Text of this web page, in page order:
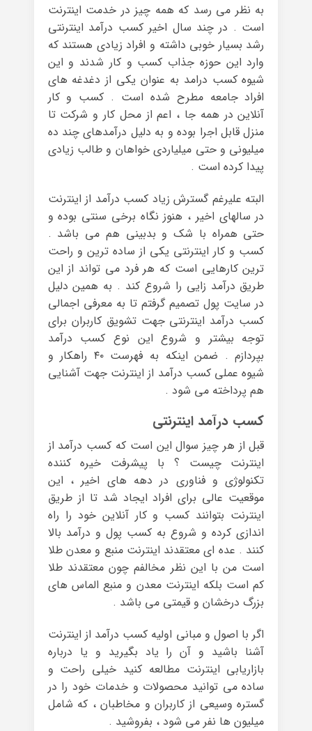
به نظر می رسد که همه چیز در خدمت اینترنت
است . در چند سال اخیر کسب درآمد اینترنتی
رشد بسیار خوبی داشته و افراد زیادی هستند که
وارد این حوزه جذاب کسب و کار شدند و این
شیوه کسب درامد به عنوان یکی از دغدغه های
افراد جامعه مطرح شده است . کسب و کار
آنلاین در همه جا ، اعم از محل کار و شرکت تا
منزل قابل اجرا بوده و به دلیل درآمدهای چند ده
میلیونی و حتی میلیاردی خواهان و طالب زیادی
پیدا کرده است .
البته علیرغم گسترش زیاد کسب درآمد از اینترنت
در سالهای اخیر ، هنوز نگاه برخی سنتی بوده و
حتی همراه با شک و بدبینی هم می باشد .
کسب و کار اینترنتی یکی از ساده ترین و راحت
ترین کارهایی است که هر فرد می تواند از این
طریق درآمد زایی را شروع کند . به همین دلیل
در سایت پول تصمیم گرفتم تا به معرفی اجمالی
کسب درآمد اینترنتی جهت تشویق کاربران برای
توجه بیشتر و شروع این نوع کسب درآمد
بپردازم . ضمن اینکه به فهرست ۴۰ راهکار و
شیوه عملی کسب درآمد از اینترنت جهت آشنایی
هم پرداخته می شود .
کسب درآمد اینترنتی
قبل از هر چیز سوال این است که کسب درآمد از
اینترنت چیست ؟ با پیشرفت خیره کننده
تکنولوژی و فناوری در دهه های اخیر ، این
موقعیت عالی برای افراد ایجاد شد تا از طریق
اینترنت بتوانند کسب و کار آنلاین خود را راه
اندازی کرده و شروع به کسب پول و درآمد بالا
کنند . عده ای معتقدند اینترنت منبع و معدن طلا
است من با این نظر مخالفم چون معتقدند طلا
کم است بلکه اینترنت معدن و منبع الماس های
بزرگ درخشان و قیمتی می باشد .
اگر با اصول و مبانی اولیه کسب درآمد از اینترنت
آشنا باشید و آن را یاد بگیرید و یا درباره
بازاریابی اینترنت مطالعه کنید خیلی راحت و
ساده می توانید محصولات و خدمات خود را در
گستره وسیعی از کاربران و مخاطبان ، که شامل
میلیون ها نفر می شود ، بفروشید .